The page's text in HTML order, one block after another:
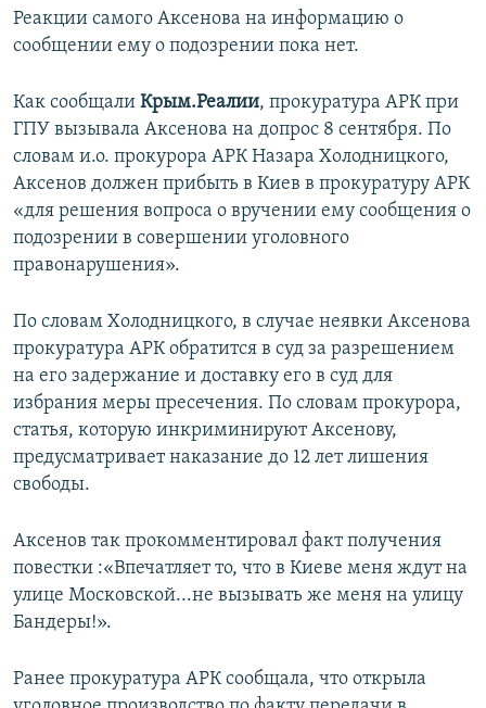
Реакции самого Аксенова на информацию о
сообщении ему о подозрении пока нет.
Как сообщали Крым.Реалии, прокуратура АРК при
ГПУ вызывала Аксенова на допрос 8 сентября. По
словам и.о. прокурора АРК Назара Холодницкого,
Аксенов должен прибыть в Киев в прокуратуру АРК
«для решения вопроса о вручении ему сообщения о
подозрении в совершении уголовного
правонарушения».
По словам Холодницкого, в случае неявки Аксенова
прокуратура АРК обратится в суд за разрешением
на его задержание и доставку его в суд для
избрания меры пресечения. По словам прокурора,
статья, которую инкриминируют Аксенову,
предусматривает наказание до 12 лет лишения
свободы.
Аксенов так прокомментировал факт получения
повестки :«Впечатляет то, что в Киеве меня ждут на
улице Московской...не вызывать же меня на улицу
Бандеры!».
Ранее прокуратура АРК сообщала, что открыла